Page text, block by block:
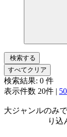
検索する
すべてクリア
検索結果: 0 件
表示件数 20件 |
大ジャンルのみ
り込